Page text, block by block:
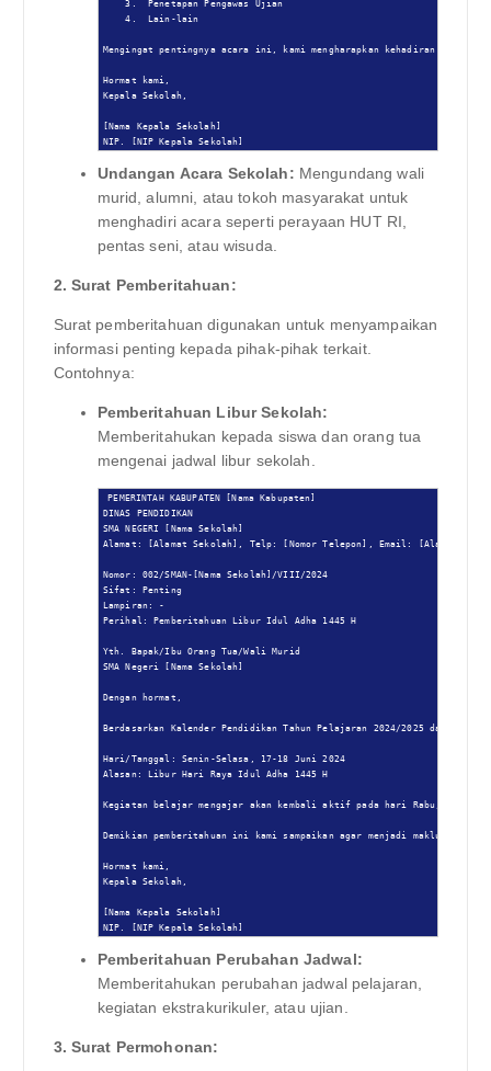
    3.  Penetapan Pengawas Ujian
    4.  Lain-lain
Mengingat pentingnya acara ini, kami mengharapkan kehadiran
Hormat kami,
Kepala Sekolah,
[Nama Kepala Sekolah]
NIP. [NIP Kepala Sekolah]
Undangan Acara Sekolah: Mengundang wali
murid, alumni, atau tokoh masyarakat untuk
menghadiri acara seperti perayaan HUT RI,
pentas seni, atau wisuda.
2. Surat Pemberitahuan:
Surat pemberitahuan digunakan untuk menyampaikan
informasi penting kepada pihak-pihak terkait.
Contohnya:
Pemberitahuan Libur Sekolah:
Memberitahukan kepada siswa dan orang tua
mengenai jadwal libur sekolah.
PEMERINTAH KABUPATEN [Nama Kabupaten]
DINAS PENDIDIKAN
SMA NEGERI [Nama Sekolah]
Alamat: [Alamat Sekolah], Telp: [Nomor Telepon], Email: [Alamat
Nomor: 002/SMAN-[Nama Sekolah]/VIII/2024
Sifat: Penting
Lampiran: -
Perihal: Pemberitahuan Libur Idul Adha 1445 H
Yth. Bapak/Ibu Orang Tua/Wali Murid
SMA Negeri [Nama Sekolah]
Dengan hormat,
Berdasarkan Kalender Pendidikan Tahun Pelajaran 2024/2025 dan
Hari/Tanggal: Senin-Selasa, 17-18 Juni 2024
Alasan: Libur Hari Raya Idul Adha 1445 H
Kegiatan belajar mengajar akan kembali aktif pada hari Rabu, 19 Juni
Demikian pemberitahuan ini kami sampaikan agar menjadi maklum.
Hormat kami,
Kepala Sekolah,
[Nama Kepala Sekolah]
NIP. [NIP Kepala Sekolah]
Pemberitahuan Perubahan Jadwal:
Memberitahukan perubahan jadwal pelajaran,
kegiatan ekstrakurikuler, atau ujian.
3. Surat Permohonan: